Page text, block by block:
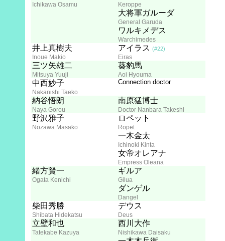
Ichikawa Osamu Keroppe
大将軍ガルーダ
General Garuda
ワルキメデス
Warchimedes
井上真樹夫
Inoue Makio
アイラス (#22)
Eiras
三ツ矢雄二
Mitsuya Yuuji
葵豹馬
Aoi Hyouma
中西妙子
Nakanishi Taeko
Connection doctor
納谷悟朗
Naya Gorou
南原猛博士
Doctor Nanbara Takeshi
野沢雅子
Nozawa Masako
ロペット
Ropet
一木金太
Ichinoki Kinta
女帝オレアナ
Empress Oleana
緒方賢一
Ogata Kenichi
ギルア
Gilua
ダンゲル
Dangel
柴田秀勝
Shibata Hidekatsu
デウス
Deus
立壁和也
Tatekabe Kazuya
西川大作
Nishikawa Daisaku